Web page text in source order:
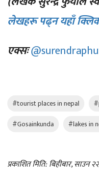
लेखहरू पढ्न यहाँ क्लिक
एक्सः
#tourist places in nepal
#Gosainkunda
#lakes in
प्रकाशित मिति: बिहीबार, साउन